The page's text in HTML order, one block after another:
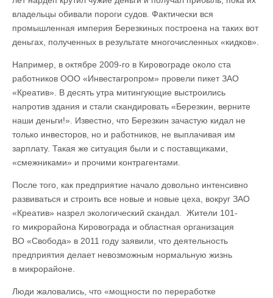
владельцы обивали пороги судов. Фактически вся
промышленная империя Березкиных построена на таких вот
деньгах, полученных в результате многочисленных «кидков».
Например, в октябре 2009-го в Кировограде около ста
работников ООО «Инвестагропром» провели пикет ЗАО
«Креатив». В десять утра митингующие выстроились
напротив здания и стали скандировать «Березкин, верните
наши деньги!». Известно, что Березкин зачастую кидал не
только инвесторов, но и работников, не выплачивая им
зарплату. Такая же ситуация были и с поставщиками,
«смежниками» и прочими контрагентами.
После того, как предприятие начало довольно интенсивно
развиваться и строить все новые и новые цеха, вокруг ЗАО
«Креатив» назрел экологический скандал. Жители 101-
го микрорайона Кировограда и областная организация
ВО «Свобода» в 2011 году заявили, что деятельность
предприятия делает невозможным нормальную жизнь
в микрорайоне.
Люди жаловались, что «мощности по переработке